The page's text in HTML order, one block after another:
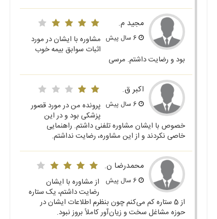
مجید م.
مشاوره با ایشان در مورد
اثبات سوابق بیمه خوب
بود و رضایت داشتم. مرسی
اکبر ق.
پرونده من در مورد قصور
پزشکی بود و در این
خصوص با ایشان مشاوره تلفنی داشتم. راهنمایی
خاصی نکردند و از این مشاوره، رضایت نداشتم.
محمدرضا ن.
از مشاوره با ایشان
رضایت داشتم، یک ستاره
از 5 ستاره کم می‌کنم چون بنظرم اطلاعات ایشان در
حوزه مشاغل سخت و زیان‌آور کاملاً بروز نبود.